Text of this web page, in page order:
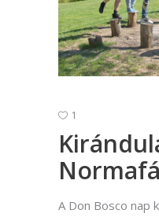
1
A Don Bosco